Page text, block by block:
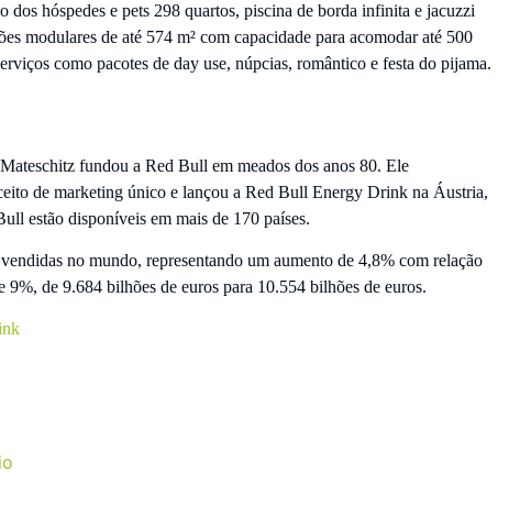
hóspedes e pets 298 quartos, piscina de borda infinita e jacuzzi
modulares de até 574 m² com capacidade para acomodar até 500
como pacotes de day use, núpcias, romântico e festa do pijama.
fundou a Red Bull em meados dos anos 80. Ele
de marketing único e lançou a Red Bull Energy Drink na Áustria,
estão disponíveis em mais de 170 países.
no mundo, representando um aumento de 4,8% com relação
de 9.684 bilhões de euros para 10.554 bilhões de euros.